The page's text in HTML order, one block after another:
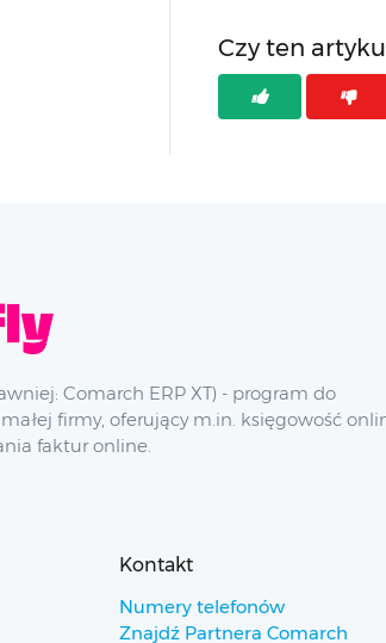
Czy ten
Comarch ERP XT) - program do
firmy, oferujący m.in. księgowość
faktur online.
Kontakt
Numery telefonów
Znajdź Partnera Comarch